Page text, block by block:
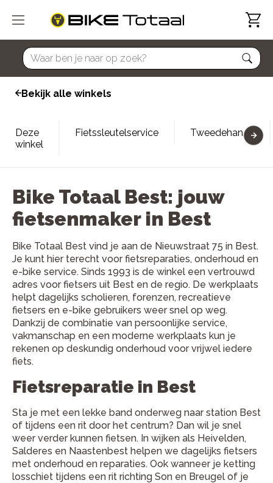
home
Bekijk alle winkels
Deze
winkel
Fietssleutelservice Tweedehands
Bike Totaal Best: jouw
fietsenmaker in Best
Bike Totaal Best vind je aan de Nieuwstraat 75 in Best.
Je kunt hier terecht voor fietsreparaties, onderhoud en
e-bike service. Sinds 1993 is de winkel een vertrouwd
adres voor fietsers uit Best en de regio. De werkplaats
helpt dagelijks scholieren, forenzen, recreatieve
fietsers en e-bike gebruikers weer snel op weg.
Dankzij de combinatie van persoonlijke service,
vakmanschap en een moderne werkplaats kun je
rekenen op deskundig onderhoud voor vrijwel iedere
fiets.
Fietsreparatie in Best
Sta je met een lekke band onderweg naar station Best
of tijdens een rit door het centrum? Dan wil je snel
weer verder kunnen fietsen. In wijken als Heivelden,
Salderes en Naastenbest helpen we dagelijks fietsers
met onderhoud en reparaties. Ook wanneer je ketting
losschiet tijdens een rit richting Son en Breugel of je